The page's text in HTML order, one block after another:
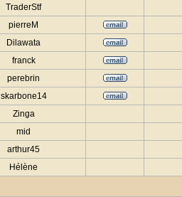
TraderStf
pierreM
Dilawata
franck
perebrin
skarbone14
Zinga
mid
arthur45
Hélène